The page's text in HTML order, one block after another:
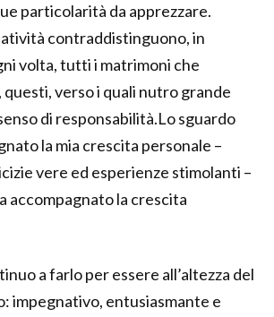
particolarità da apprezzare.
contraddistinguono, in
volta, tutti i matrimoni che
verso i quali nutro grande
di responsabilità.Lo sguardo
la mia crescita personale –
vere ed esperienze stimolanti –
accompagnato la crescita
a farlo per essere all’altezza del
impegnativo, entusiasmante e